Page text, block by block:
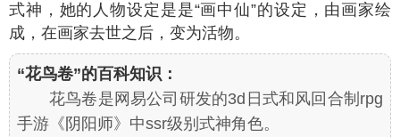
式神，她的人物设定是是“画中仙”的设定，由画家绘
成，在画家去世之后，变为活物。
“花鸟卷”的百科知识：
花鸟卷是网易公司研发的3d日式和风回合制rpg
手游《阴阳师》中ssr级别式神角色。